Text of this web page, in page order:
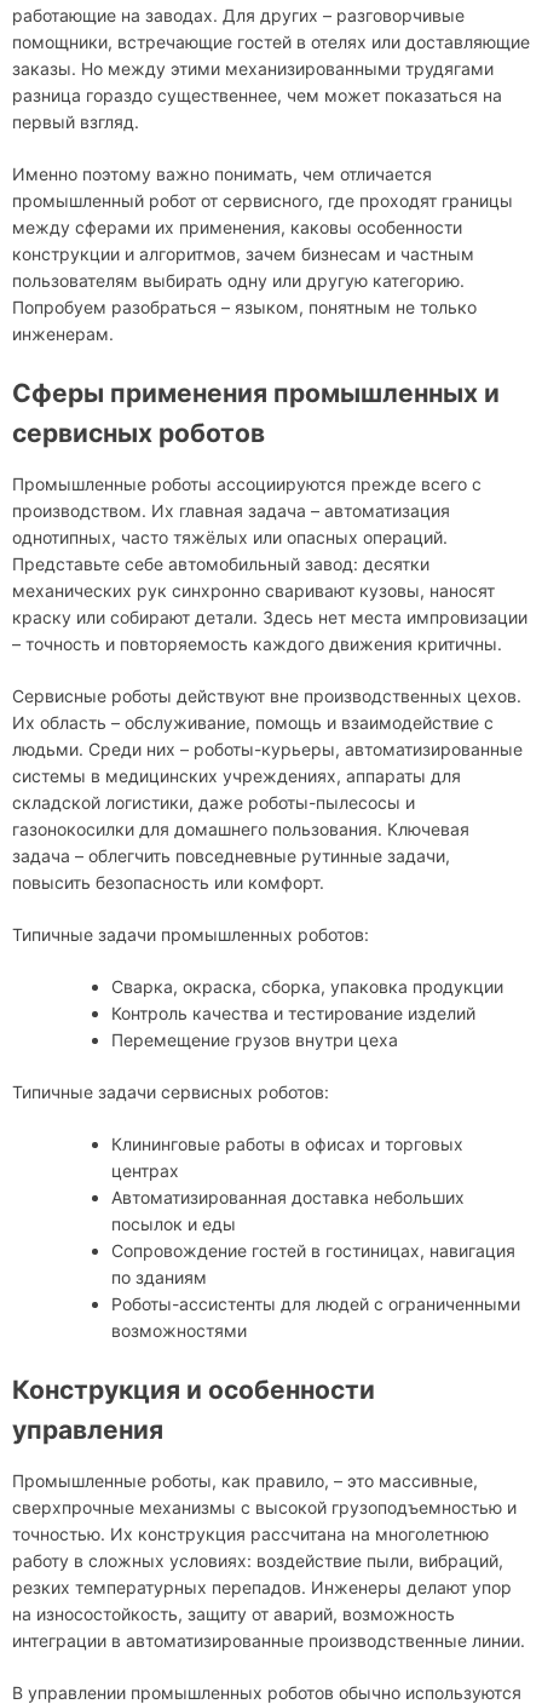
работающие на заводах. Для других – разговорчивые
помощники, встречающие гостей в отелях или доставляющие
заказы. Но между этими механизированными трудягами
разница гораздо существеннее, чем может показаться на
первый взгляд.
Именно поэтому важно понимать, чем отличается
промышленный робот от сервисного, где проходят границы
между сферами их применения, каковы особенности
конструкции и алгоритмов, зачем бизнесам и частным
пользователям выбирать одну или другую категорию.
Попробуем разобраться – языком, понятным не только
инженерам.
Сферы применения промышленных и
сервисных роботов
Промышленные роботы ассоциируются прежде всего с
производством. Их главная задача – автоматизация
однотипных, часто тяжёлых или опасных операций.
Представьте себе автомобильный завод: десятки
механических рук синхронно сваривают кузовы, наносят
краску или собирают детали. Здесь нет места импровизации
– точность и повторяемость каждого движения критичны.
Сервисные роботы действуют вне производственных цехов.
Их область – обслуживание, помощь и взаимодействие с
людьми. Среди них – роботы-курьеры, автоматизированные
системы в медицинских учреждениях, аппараты для
складской логистики, даже роботы-пылесосы и
газонокосилки для домашнего пользования. Ключевая
задача – облегчить повседневные рутинные задачи,
повысить безопасность или комфорт.
Типичные задачи промышленных роботов:
Сварка, окраска, сборка, упаковка продукции
Контроль качества и тестирование изделий
Перемещение грузов внутри цеха
Типичные задачи сервисных роботов:
Клининговые работы в офисах и торговых
центрах
Автоматизированная доставка небольших
посылок и еды
Сопровождение гостей в гостиницах, навигация
по зданиям
Роботы-ассистенты для людей с ограниченными
возможностями
Конструкция и особенности
управления
Промышленные роботы, как правило, – это массивные,
сверхпрочные механизмы с высокой грузоподъемностью и
точностью. Их конструкция рассчитана на многолетнюю
работу в сложных условиях: воздействие пыли, вибраций,
резких температурных перепадов. Инженеры делают упор
на износостойкость, защиту от аварий, возможность
интеграции в автоматизированные производственные линии.
В управлении промышленных роботов обычно используются